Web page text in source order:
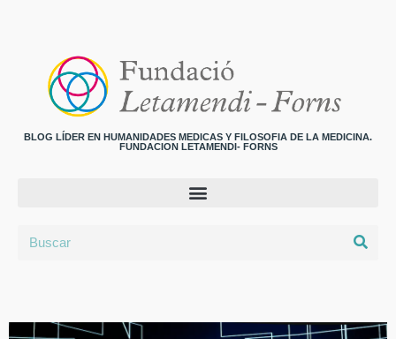
BLOG LÍDER EN HUMANIDADES MEDICAS Y FILOSOFIA DE LA MEDICINA.
FUNDACION LETAMENDI- FORNS